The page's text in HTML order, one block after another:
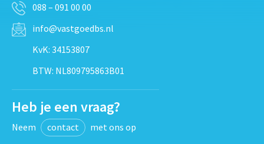
088 – 091 00 00
info@vastgoedbs.nl
KvK: 34153807
BTW: NL809795863B01
Heb je een vraag?
Neem contact met ons op